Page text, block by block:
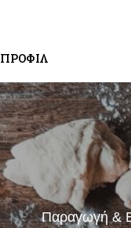
ΠΡΟΦΙΛ
Παραγωγή &